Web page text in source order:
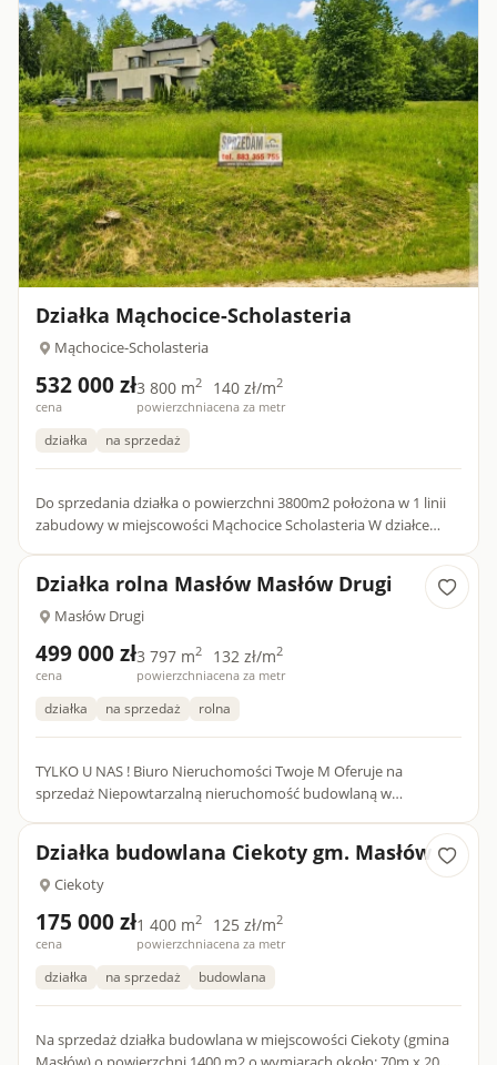
Działka Mąchocice-Scholasteria
Mąchocice-Scholasteria
532 000 zł
cena
3 800 m2
powierzchnia
140 zł/m2
cena za metr
działka na sprzedaż
Do sprzedania działka o powierzchni 3800m2 położona w 1 linii
zabudowy w miejscowości Mąchocice Scholasteria W działce
Działka rolna Masłów Masłów Drugi
Masłów Drugi
499 000 zł
cena
3 797 m2
powierzchnia
132 zł/m2
cena za metr
działka na sprzedaż rolna
TYLKO U NAS ! Biuro Nieruchomości Twoje M Oferuje na
sprzedaż Niepowtarzalną nieruchomość budowlaną w
Działka budowlana Ciekoty gm. Masłów
Ciekoty
175 000 zł
cena
1 400 m2
powierzchnia
125 zł/m2
cena za metr
działka na sprzedaż budowlana
Na sprzedaż działka budowlana w miejscowości Ciekoty (gmina